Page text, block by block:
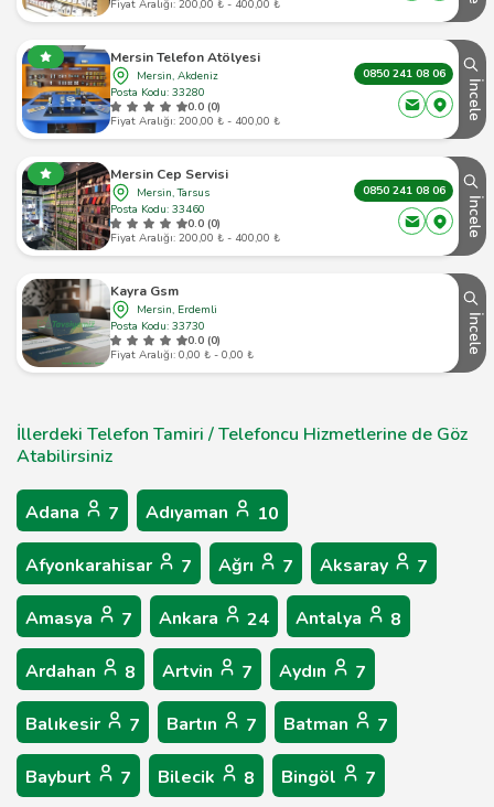
Fiyat Aralığı: 200,00 ₺ - 400,00 ₺
Mersin Telefon Atölyesi
Mersin, Akdeniz
Posta Kodu: 33280
0.0 (0)
Fiyat Aralığı: 200,00 ₺ - 400,00 ₺
0850 241 08 06
İncele
Mersin Cep Servisi
Mersin, Tarsus
Posta Kodu: 33460
0.0 (0)
Fiyat Aralığı: 200,00 ₺ - 400,00 ₺
0850 241 08 06
İncele
Kayra Gsm
Mersin, Erdemli
Posta Kodu: 33730
0.0 (0)
Fiyat Aralığı: 0,00 ₺ - 0,00 ₺
İncele
İllerdeki Telefon Tamiri / Telefoncu Hizmetlerine de Göz
Atabilirsiniz
Adana 7 Adıyaman 10
Afyonkarahisar 7 Ağrı 7 Aksaray 7
Amasya 7 Ankara 24 Antalya 8
Ardahan 8 Artvin 7 Aydın 7
Balıkesir 7 Bartın 7 Batman 7
Bayburt 7 Bilecik 8 Bingöl 7